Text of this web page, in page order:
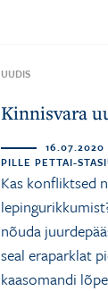
UUDIS
Kinnisvara
16.07.2020
PILLE PETTAI-
Kas konfliktsed
nõuda
seal eraparklat
kaasomandi